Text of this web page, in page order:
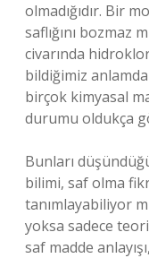
olmadığıdır. Bir
saflığını bozmaz
civarında
bildiğimiz
birçok kimyasal
durumu oldukça
Bunları
bilimi, saf olma
tanımlayabiliyor
yoksa sadece
saf madde